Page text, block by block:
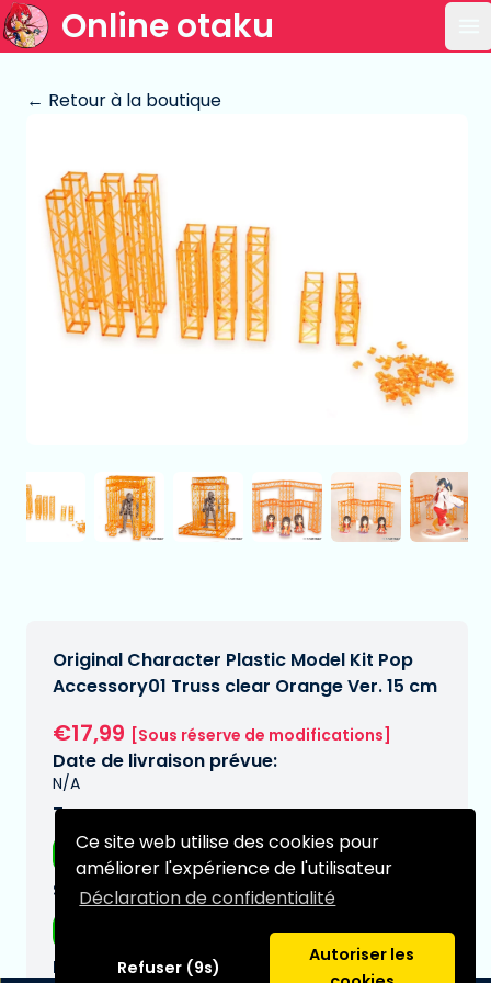
Ce site web utilise des cookies pour
améliorer l'expérience de l'utilisateur
Déclaration de confidentialité
Refuser (9s)
Autoriser les
Online otaku
← Retour à la boutique
Original Character Plastic Model Kit Pop
Accessory01 Truss clear Orange Ver. 15 cm
€17,99 [Sous réserve de modifications]
Date de livraison prévue:
N/A
Type:
Figurines d'anime
Série:
Marques: